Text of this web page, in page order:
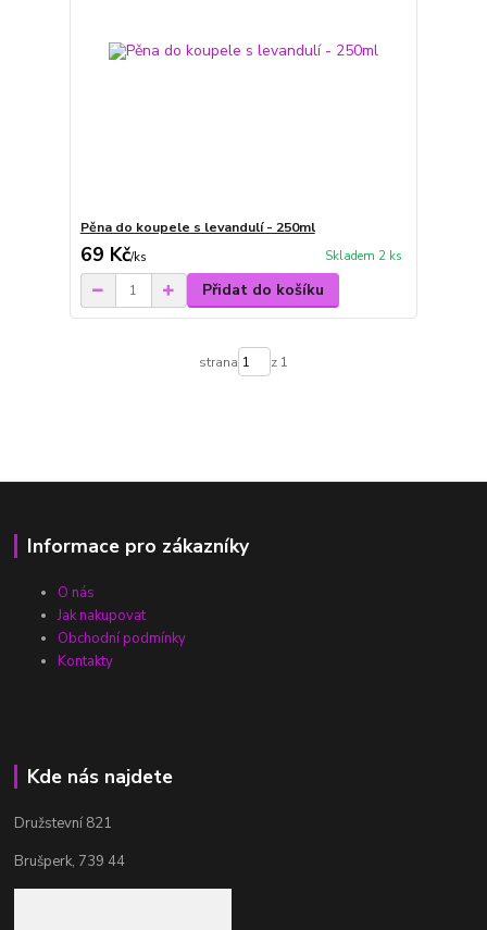
Pěna do koupele s levandulí - 250ml
69 Kč/ks Skladem 2 ks
Přidat do košíku
strana z 1
Informace pro zákazníky
O nás
Jak nakupovat
Obchodní podmínky
Kontakty
Kde nás najdete
Družstevní 821
Brušperk, 739 44